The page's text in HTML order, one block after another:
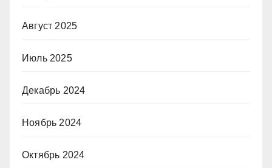
Август 2025
Июль 2025
Декабрь 2024
Ноябрь 2024
Октябрь 2024